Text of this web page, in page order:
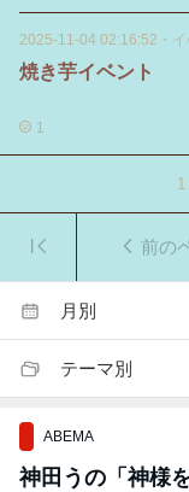
2025-11-04 02:16:52 ・
焼き芋イベント
1
1
前の
月別
テーマ別
ABEMA
神田うの「神様